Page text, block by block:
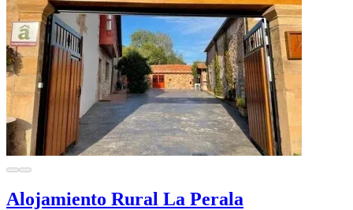
Alojamiento Rural La Perala